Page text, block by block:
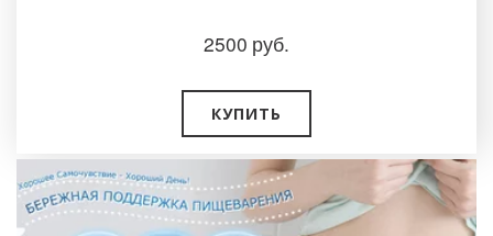
2500 руб.
КУПИТЬ